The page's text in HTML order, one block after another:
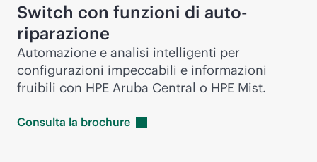
Switch con funzioni di auto-
riparazione
Automazione e analisi intelligenti per
configurazioni impeccabili e informazioni
fruibili con HPE Aruba Central o HPE Mist.
Consulta la brochure